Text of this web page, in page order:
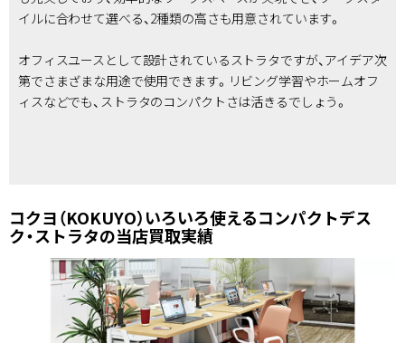
イルに合わせて選べる、2種類の高さも用意されています。
オフィスユースとして設計されているストラタですが、アイデア次
第でさまざまな用途で使用できます。リビング学習やホームオフ
ィスなどでも、ストラタのコンパクトさは活きるでしょう。
コクヨ（KOKUYO）いろいろ使えるコンパクトデス
ク・ストラタの当店買取実績